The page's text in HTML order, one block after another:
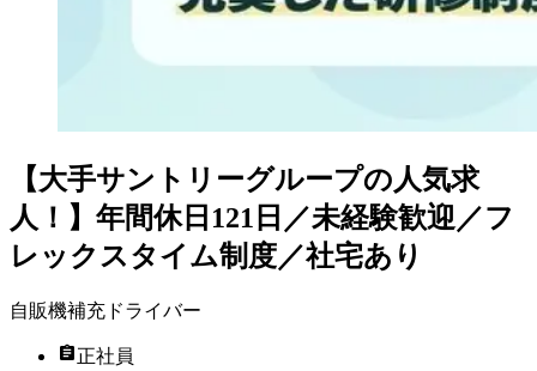
【大手サントリーグループの人気求
人！】年間休日121日／未経験歓迎／フ
レックスタイム制度／社宅あり
自販機補充ドライバー
正社員